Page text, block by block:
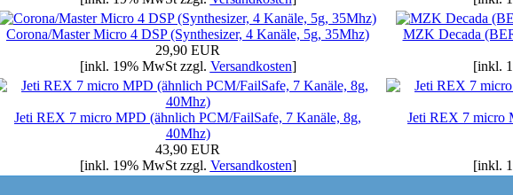
Corona/Master Micro 4 DSP (Synthesizer, 4 Kanäle, 5g, 35Mhz)
29,90 EUR
[inkl. 19% MwSt zzgl. Versandkosten]
MZK Decada
[inkl.
Jeti REX 7 micro MPD (ähnlich PCM/FailSafe, 7 Kanäle, 8g,
40Mhz)
43,90 EUR
[inkl. 19% MwSt zzgl. Versandkosten]
Jeti REX 7 micro
[inkl.